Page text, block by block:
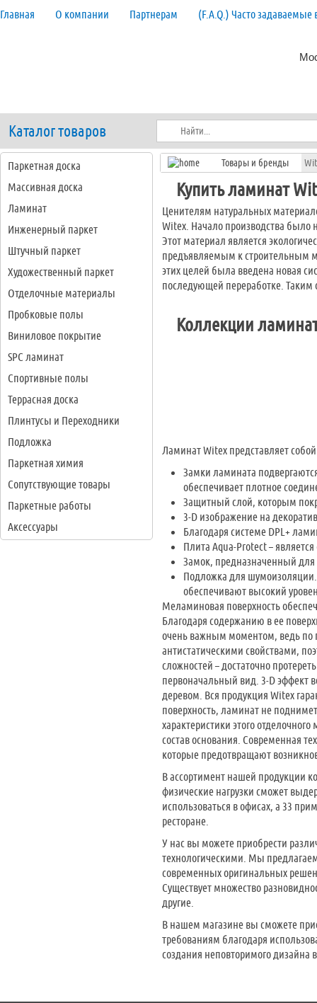
Главная О компании Партнерам (F.A.Q.) Часто задаваемые
Каталог товаров
Паркетная доска
Массивная доска
Ламинат
Инженерный паркет
Штучный паркет
Художественный паркет
Отделочные материалы
Пробковые полы
Виниловое покрытие
SPC ламинат
Спортивные полы
Террасная доска
Плинтусы и Переходники
Подложка
Паркетная химия
Сопутствующие товары
Паркетные работы
Аксессуары
Товары и бренды
Купить ламинат
Ценителям натуральных
Witex. Начало производства было
Этот материал является
предъявляемым к строительным
этих целей была введена новая
последующей переработке. Таким
Коллекции
Ламинат Witex представляет
Замки ламината
обеспечивает плотное
Защитный слой, которым
3-D изображение на
Благодаря системе DPL+
Плита Aqua-Protect –
Замок, предназначенный для
Подложка для шумоизоляции.
обеспечивают высокий
Меламиновая поверхность
Благодаря содержанию в ее
очень важным моментом, ведь по
антистатическими свойствами,
сложностей – достаточно
первоначальный вид. 3-D эффект
деревом. Вся продукция Witex
поверхность, ламинат не
характеристики этого
состав основания. Современная
которые предотвращают
В ассортимент нашей продукции
физические нагрузки сможет
использоваться в офисах, а 33
ресторане.
У нас вы можете приобрести
технологическими. Мы
современных оригинальных
Существует множество
другие.
В нашем магазине вы сможете
требованиям благодаря
создания неповторимого дизайна